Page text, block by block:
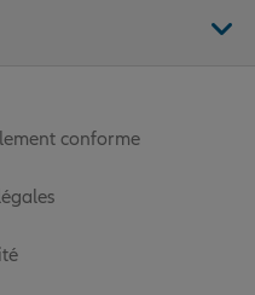
conforme